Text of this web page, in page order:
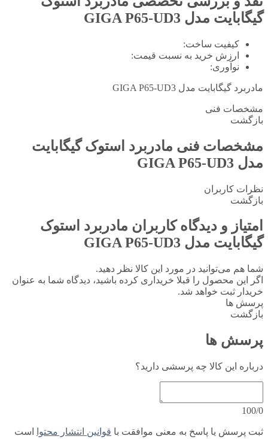
گیگابایت مدل GIGA P65-UD3
کیفیت ساخت:
ارزش خرید به نسبت قیمت:
نوآوری:
مادربرد گیگابایت مدل GIGA P65-UD3
مشخصات فنی
بازگشت
مشخصات فنی مادربرد استوک گیگابایت
مدل GIGA P65-UD3
نظرات کاربران
بازگشت
امتیاز و دیدگاه کاربران مادربرد استوک
گیگابایت مدل GIGA P65-UD3
شما هم می‌توانید در مورد این کالا نظر دهید.
اگر این محصول را قبلا خریداری کرده باشید، دیدگاه شما به عنوان
خریدار ثبت خواهد شد.
پرسش ها
بازگشت
پرسش ها
درباره این کالا چه پرسشی دارید؟
100/0
ثبت پرسش یا پاسخ به معنی موافقت با قوانین انتشار محتوا است